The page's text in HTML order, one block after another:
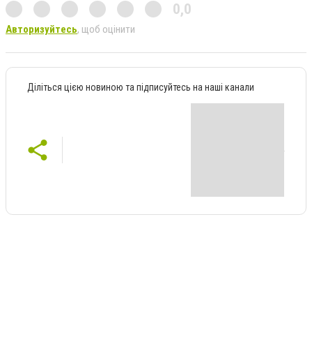
0,0
Авторизуйтесь, щоб оцінити
Діліться цією новиною та підписуйтесь на наші канали